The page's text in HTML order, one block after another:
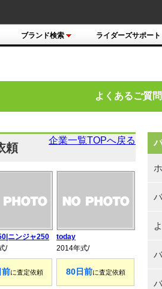
ブランド検索 ライダーズサポート
よくあるご質問
企業一覧TOPへ戻る
頼
ニンジャ250
/
に査定依頼
today
2014年式/
80日前に査定依頼